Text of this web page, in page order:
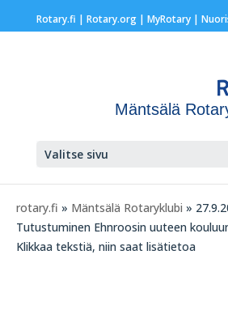
Rotary.fi | Rotary.org| MyRotary |
Mäntsälä
Valitse sivu
rotary.fi » Mäntsälä Rotaryklubi »
Tutustuminen Ehnroosin uuteen
Klikkaa tekstiä, niin saat lisätietoa